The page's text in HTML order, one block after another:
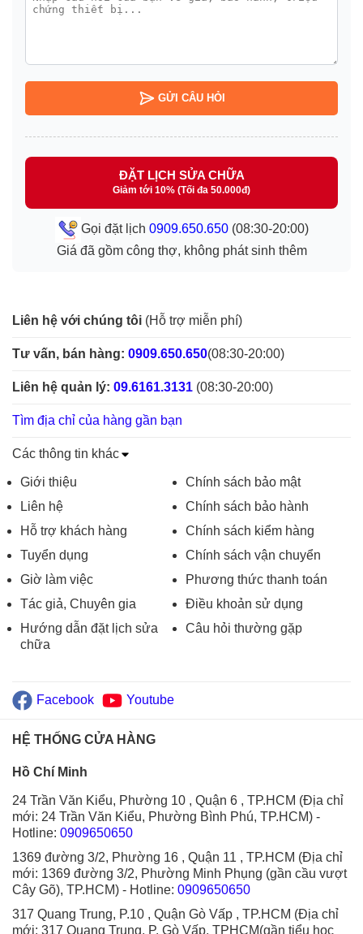
GỬI CÂU HỎI
ĐẶT LỊCH SỬA CHỮA
Giảm tới 10% (Tối đa 50.000đ)
Gọi đặt lịch 0909.650.650(08:30-20:00)
Giá đã gồm công thợ, không phát sinh thêm
Liên hệ với chúng tôi (Hỗ trợ miễn phí)
Tư vấn, bán hàng: 0909.650.650(08:30-20:00)
Liên hệ quản lý: 09.6161.3131 (08:30-20:00)
Tìm địa chỉ của hàng gần bạn
Các thông tin khác
Giới thiệu
Liên hệ
Hỗ trợ khách hàng
Tuyển dụng
Giờ làm việc
Tác giả, Chuyên gia
Hướng dẫn đặt lịch sửa
chữa
Chính sách bảo mật
Chính sách bảo hành
Chính sách kiểm hàng
Chính sách vận chuyển
Phương thức thanh toán
Điều khoản sử dụng
Câu hỏi thường gặp
Facebook Youtube
HỆ THỐNG CỬA HÀNG
Hồ Chí Minh
24 Trần Văn Kiểu, Phường 10 , Quận 6 , TP.HCM (Địa chỉ
mới: 24 Trần Văn Kiểu, Phường Bình Phú, TP.HCM) -
Hotline: 0909650650
1369 đường 3/2, Phường 16 , Quận 11 , TP.HCM (Địa chỉ
mới: 1369 đường 3/2, Phường Minh Phụng (gần cầu vượt
Cây Gõ), TP.HCM) - Hotline: 0909650650
317 Quang Trung, P.10 , Quận Gò Vấp , TP.HCM (Địa chỉ
mới: 317 Quang Trung, P. Gò Vấp, TPHCM(gần tiểu học